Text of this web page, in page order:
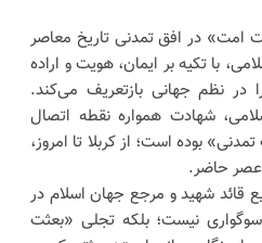
در افق تمدنی تاریخ معاصر
با تکیه بر ایمان، هویت و اراده
نظم جهانی بازتعریف می‌کند.
شهادت همواره نقطه اتصال
بوده است؛ از کربلا تا امروز،
عصر حاضر.
قائد شهید و مرجع جهان اسلام در
نیست؛ بلکه تجلی «بعثت